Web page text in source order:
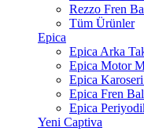
Rezzo Fren
Tüm Ürünler
Epica
Epica Arka
Epica Motor
Epica
Epica Fren
Epica
Yeni Captiva